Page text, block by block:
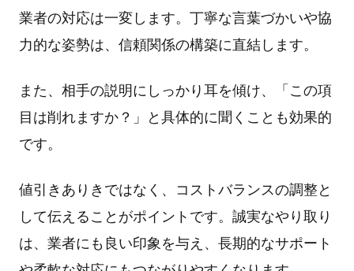
業者の対応は一変します。丁寧な言葉づかいや協
力的な姿勢は、信頼関係の構築に直結します。
また、相手の説明にしっかり耳を傾け、「この項
目は削れますか？」と具体的に聞くことも効果的
です。
値引きありきではなく、コストバランスの調整と
して伝えることがポイントです。誠実なやり取り
は、業者にも良い印象を与え、長期的なサポート